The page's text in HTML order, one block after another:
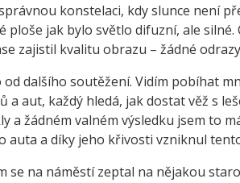
konstelaci, kdy slunce není
jak bylo světlo difuzní, ale silné.
zajistil kvalitu obrazu – žádné
dalšího soutěžení. Vidím pobíhat
a aut, každý hledá, jak dostat věž s
a žádném valném výsledku jsem to
auta a díky jeho křivosti vzniknul
se na náměstí zeptal na nějakou